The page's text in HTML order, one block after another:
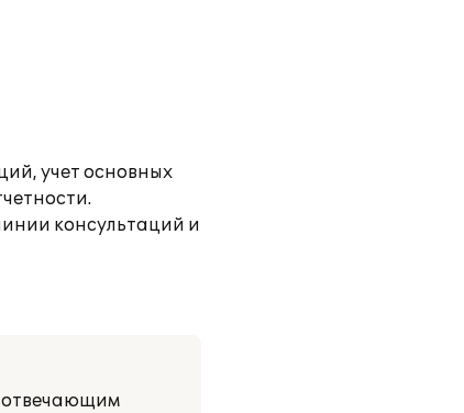
учет основных
консультаций и
отвечающим